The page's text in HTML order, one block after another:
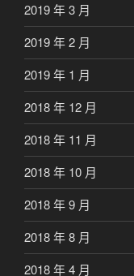
2019 年 3 月
2019 年 2 月
2019 年 1 月
2018 年 12 月
2018 年 11 月
2018 年 10 月
2018 年 9 月
2018 年 8 月
2018 年 4 月